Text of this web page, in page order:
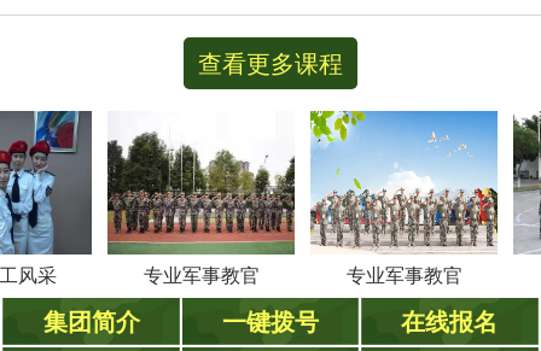
查看更多课程
专业军事教官 专业军事教官
集团简介 一键拨号
在线报名